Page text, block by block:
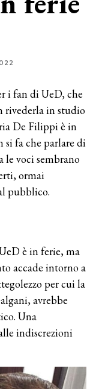
i fan di UeD, che
rivederla in studio
De Filippi è in
si fa che parlare di
le voci sembrano
ormai
pubblico.
è in ferie, ma
accade intorno a
per cui la
avrebbe
Una
indiscrezioni